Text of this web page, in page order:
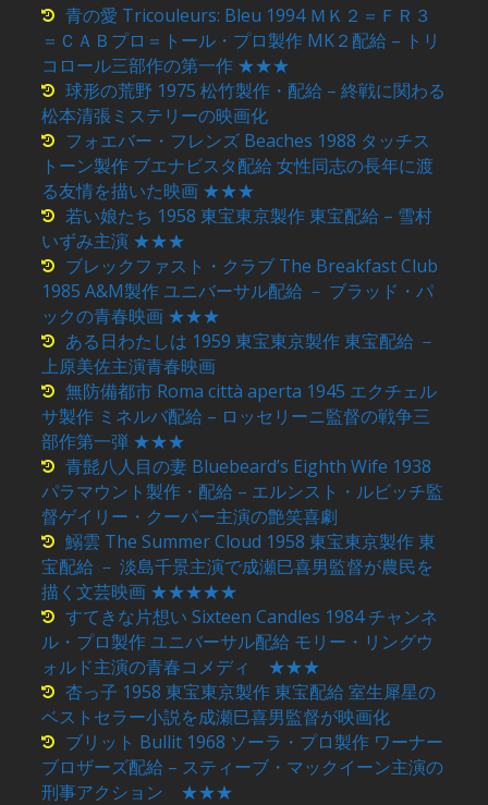
青の愛 Tricouleurs: Bleu 1994 ＭＫ２＝ＦＲ３
＝ＣＡＢプロ＝トール・プロ製作 MK２配給 – トリ
コロール三部作の第一作 ★★★
球形の荒野 1975 松竹製作・配給 – 終戦に関わる
松本清張ミステリーの映画化
フォエバー・フレンズ Beaches 1988 タッチス
トーン製作 ブエナビスタ配給 女性同志の長年に渡
る友情を描いた映画 ★★★
若い娘たち 1958 東宝東京製作 東宝配給 – 雪村
いずみ主演 ★★★
ブレックファスト・クラブ The Breakfast Club
1985 A&M製作 ユニバーサル配給 － ブラッド・パ
ックの青春映画 ★★★
ある日わたしは 1959 東宝東京製作 東宝配給 －
上原美佐主演青春映画
無防備都市 Roma città aperta 1945 エクチェル
サ製作 ミネルバ配給 – ロッセリーニ監督の戦争三
部作第一弾 ★★★
青髭八人目の妻 Bluebeard’s Eighth Wife 1938
パラマウント製作・配給 – エルンスト・ルビッチ監
督ゲイリー・クーパー主演の艶笑喜劇
鰯雲 The Summer Cloud 1958 東宝東京製作 東
宝配給 － 淡島千景主演で成瀬巳喜男監督が農民を
描く文芸映画 ★★★★★
すてきな片想い Sixteen Candles 1984 チャンネ
ル・プロ製作 ユニバーサル配給 モリー・リングウ
ォルド主演の青春コメディ ★★★
杏っ子 1958 東宝東京製作 東宝配給 室生犀星の
ベストセラー小説を成瀬巳喜男監督が映画化
ブリット Bullit 1968 ソーラ・プロ製作 ワーナー
ブロザーズ配給 – スティーブ・マックイーン主演の
刑事アクション ★★★